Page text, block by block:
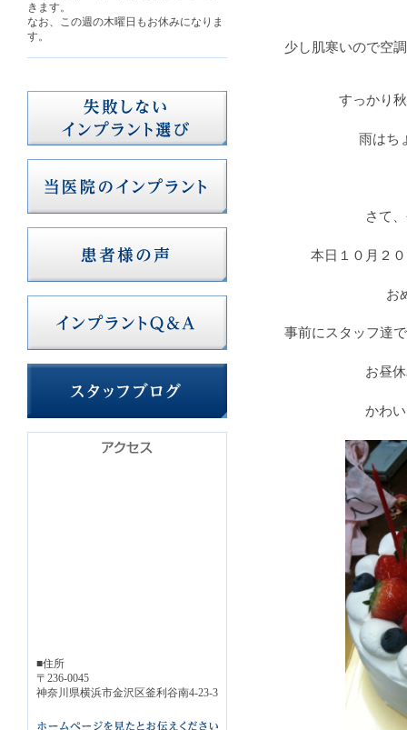
少し肌寒いので空
すっかり
雨はち
さて
本日１０月２
お
事前にスタッフ達
お昼
かわ
きます。
なお、この週の木曜日もお休みになりま
す。
■住所
〒236-0045
神奈川県横浜市金沢区釜利谷南4-23-3